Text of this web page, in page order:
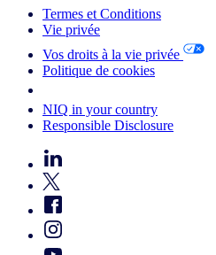
Termes et Conditions
Vie privée
Vos droits à la vie privée
Politique de cookies
NIQ in your country
Responsible Disclosure